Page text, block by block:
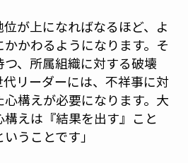
位が上になればなるほど、よ
かわるようになります。そ
、所属組織に対する破壊
リーダーには、不祥事に対
構えが必要になります。大
えは『結果を出す』こと
うことです」